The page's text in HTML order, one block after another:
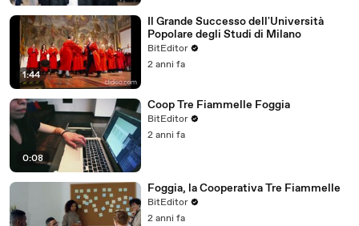
1:44
Il Grande Successo dell'Università
Popolare degli Studi di Milano
BitEditor
2 anni fa
0:08
Coop Tre Fiammelle Foggia
BitEditor
2 anni fa
Foggia, la Cooperativa Tre Fiammelle
BitEditor
2 anni fa